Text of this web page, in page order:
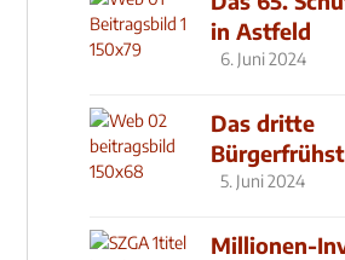
in Astfeld
6. Juni 2024
Das dritte
5. Juni 2024
Millionen-